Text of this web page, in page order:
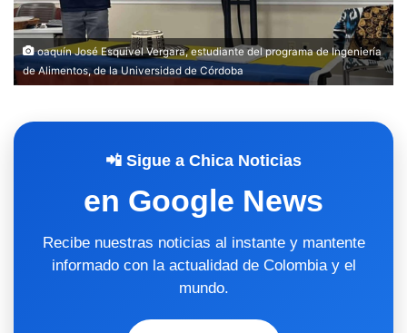
oaquín José Esquivel Vergara, estudiante del programa de Ingeniería
de Alimentos, de la Universidad de Córdoba
📲 Sigue a Chica Noticias
en Google News
Recibe nuestras noticias al instante y mantente
informado con la actualidad de Colombia y el
mundo.